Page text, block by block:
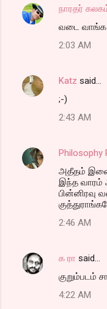
C
e
நாரதர்
வடை
2:03 AM
Katz said…
;-)
2:43 AM
Philosophy
அதீதம்
இந்த வாரம்
பின்னிரவு
2:46 AM
க ரா said…
குறும்படம்
4:22 AM